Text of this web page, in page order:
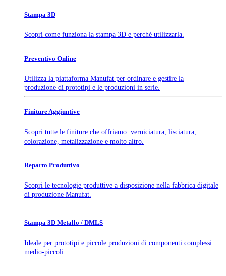
Stampa 3D
Scopri come funziona la stampa 3D e perchè utilizzarla.
Preventivo Online
Utilizza la piattaforma Manufat per ordinare e gestire la
produzione di prototipi e le produzioni in serie.
Finiture Aggiuntive
Scopri tutte le finiture che offriamo: verniciatura, lisciatura,
colorazione, metalizzazione e molto altro.
Reparto Produttivo
Scopri le tecnologie produttive a disposizione nella fabbrica digitale
di produzione Manufat.
Stampa 3D Metallo / DMLS
Ideale per prototipi e piccole produzioni di componenti complessi
medio-piccoli